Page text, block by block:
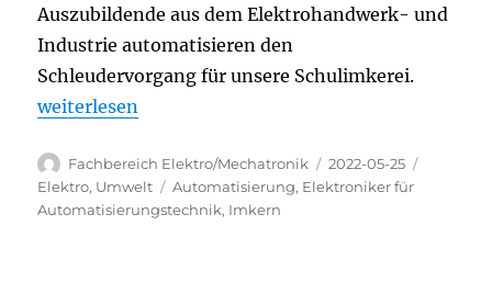
Auszubildende aus dem Elektrohandwerk- und
Industrie automatisieren den
Schleudervorgang für unsere Schulimkerei.
„„Automatisierer goes Schulimkerei““
weiterlesen
Autor
Fachbereich Elektro/Mechatronik
Veröffentlicht
am
2022-05-25
Elektro, Umwelt Schlagwörter
Automatisierung, Elektroniker für
Automatisierungstechnik, Imkern